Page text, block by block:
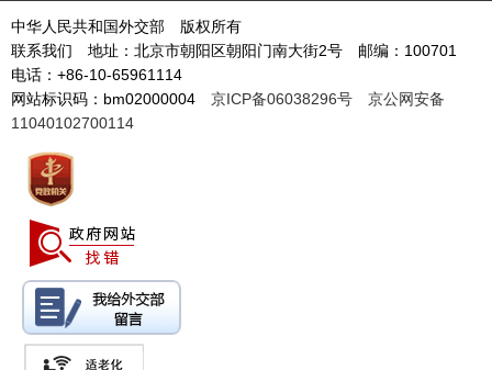
中华人民共和国外交部 版权所有
联系我们 地址：北京市朝阳区朝阳门南大街2号 邮编：100701
电话：+86-10-65961114
网站标识码：bm02000004 京ICP备06038296号
京公网安备
11040102700114